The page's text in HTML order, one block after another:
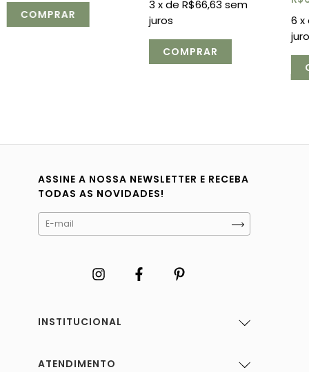
3 x de R$66,63 sem
juros
6 x
ASSINE A NOSSA NEWSLETTER E RECEBA
TODAS AS NOVIDADES!
INSTITUCIONAL
ATENDIMENTO